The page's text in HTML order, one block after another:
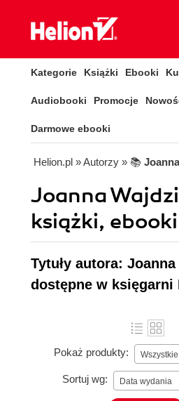
Kategorie Książki Ebooki
Audiobooki Promocje
Darmowe ebooki
Helion.pl » Autorzy » 📚
Joanna
książki, ebooki
Tytuły autora:
dostępne w księgarni
Pokaż produkty: Wszystkie
Sortuj wg: Data wydania